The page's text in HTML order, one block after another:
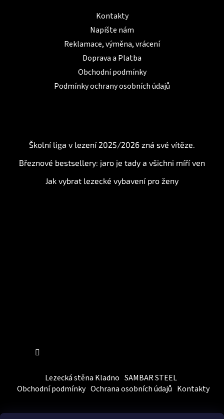
Kontakty
Napište nám
Reklamace, výměna, vrácení
Doprava a Platba
Obchodní podmínky
Podmínky ochrany osobních údajů
Školní liga v lezení 2025/2026 zná své vítěze.
Březnové bestsellery: jaro je tady a všichni míří ven
Jak vybrat lezecké vybavení pro ženy
Lezecká stěna Kladno SAMBAR STEEL
Obchodní podmínky Ochrana osobních údajů Kontakty